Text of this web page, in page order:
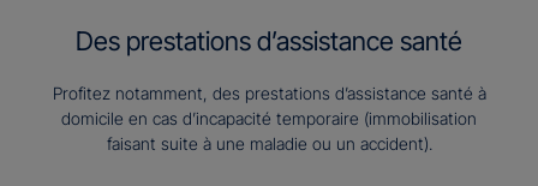
Des prestations d’assistance santé
Profitez notamment, des prestations d’assistance santé à
domicile en cas d’incapacité temporaire (immobilisation
faisant suite à une maladie ou un accident).